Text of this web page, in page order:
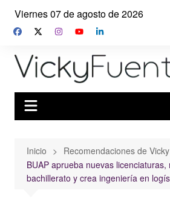
Saltar
contenido
Viernes 07 de agosto de 2026
Inicio
Recomendaciones de Vicky
BUAP aprueba nuevas licenciaturas,
bachillerato y crea ingeniería en